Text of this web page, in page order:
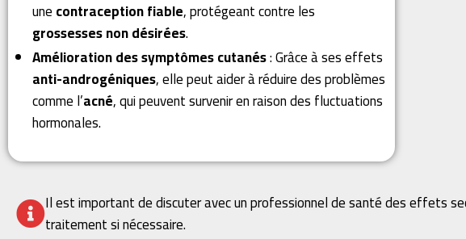
unecontraception fiable, protégeant contre les
grossesses non désirées.
Amélioration des symptômes cutanés: Grâce à ses effets
anti-androgéniques, elle peut aider à réduire des problèmes
comme l’acné, qui peuvent survenir en raison des fluctuations
hormonales.
Il est important de discuter avec un professionnel de santé des effets
traitement si nécessaire.